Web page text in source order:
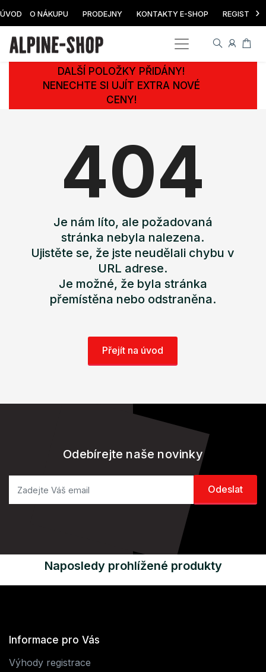
ÚVOD O NÁKUPU PRODEJNY KONTAKTY E-SHOP ›
DALŠÍ POLOŽKY PŘIDÁNY!
NENECHTE SI UJÍT EXTRA NOVÉ
CENY!
404
Je nám líto, ale požadovaná
stránka nebyla nalezena.
Ujistěte se, že jste neudělali chybu v
URL adrese.
Je možné, že byla stránka
přemístěna nebo odstraněna.
Přejít na úvod
Odebírejte naše novinky
Naposledy prohlížené produkty
Informace pro Vás
Výhody registrace